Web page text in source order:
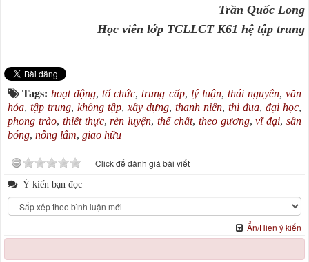
Trần Quốc Long
Học viên lớp TCLLCT K61 hệ tập trung
Tags:hoạt động,tổ chức,trung cấp, lý luận, thái nguyên,văn
hóa, tập trung, không tập, xây dựng, thanh niên, thi đua, đại học,
phong trào, thiết thực,rèn luyện,thể chất, theo gương,vĩ đại,sân
bóng, nông lâm, giao hữu
Click để đánh giá bài viết
Ý kiến bạn đọc
Ẩn/Hiện ý kiến